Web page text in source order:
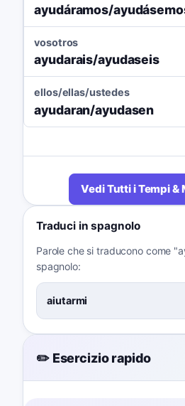
ayudáramos/
vosotros
ayudarais/ayudaseis
ellos/ellas/ustedes
ayudaran/ayudasen
Vedi Tutti i Tempi &
Traduci in spagnolo
Parole che si traducono come
spagnolo:
aiutarmi
✏️ Esercizio rapido